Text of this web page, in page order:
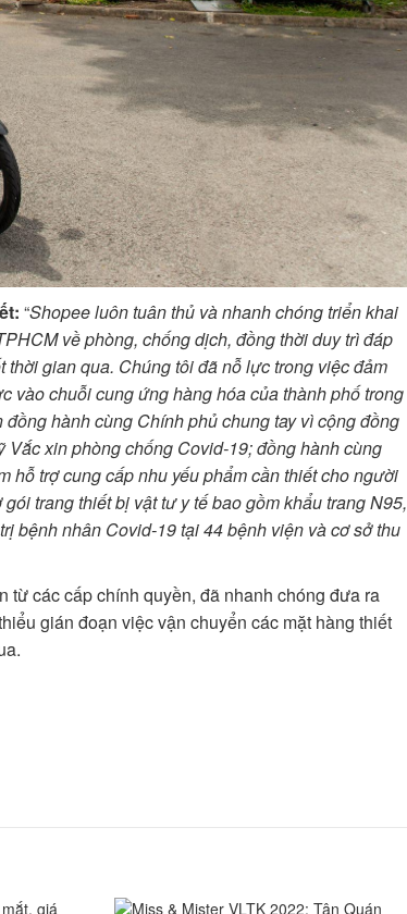
“Shopee luôn tuân thủ và nhanh chóng triển khai
về phòng, chống dịch, đồng thời duy trì đáp
thời gian qua. Chúng tôi đã nỗ lực trong việc đảm
vào chuỗi cung ứng hàng hóa của thành phố trong
hành cùng Chính phủ chung tay vì cộng đồng
xin phòng chống Covid-19; đồng hành cùng
trợ cung cấp nhu yếu phẩm cần thiết cho người
trang thiết bị vật tư y tế bao gồm khẩu trang N95,
bệnh nhân Covid-19 tại 44 bệnh viện và cơ sở thu
từ các cấp chính quyền, đã nhanh chóng đưa ra
gián đoạn việc vận chuyển các mặt hàng thiết